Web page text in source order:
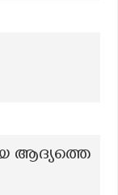
ആദ്യത്തെ